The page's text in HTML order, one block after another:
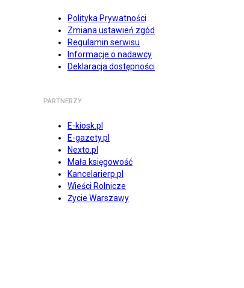
Polityka Prywatności
Zmiana ustawień zgód
Regulamin serwisu
Informacje o nadawcy
Deklaracja dostępności
PARTNERZY
E-kiosk.pl
E-gazety.pl
Nexto.pl
Mała księgowość
Kancelarierp.pl
Wieści Rolnicze
Życie Warszawy